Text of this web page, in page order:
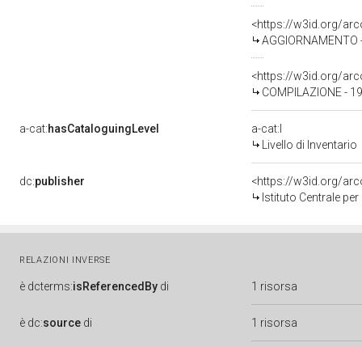
<https://w3id.org/
<https://w3id.org/
COMPILAZIONE -
a-cat:hasCataloguingLevel
a-cat:I
Livello di Inventario
dc:publisher
<https://w3id.org/
Istituto Centrale
RELAZIONI INVERSE
è dcterms:isReferencedBy di 1 risorsa
è dc:source di 1 risorsa